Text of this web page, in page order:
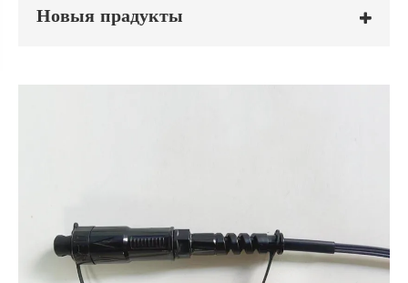
Новыя прадукты